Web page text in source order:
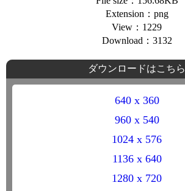
Extension：png
View：1229
Download：3132
ダウンロードはこちら
640 x 360
960 x 540
1024 x 576
1136 x 640
1280 x 720